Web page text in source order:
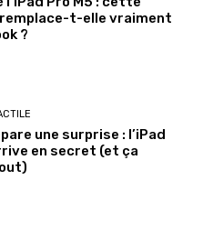
t-elle vraiment
?
une surprise : l’iPad
en secret (et ça